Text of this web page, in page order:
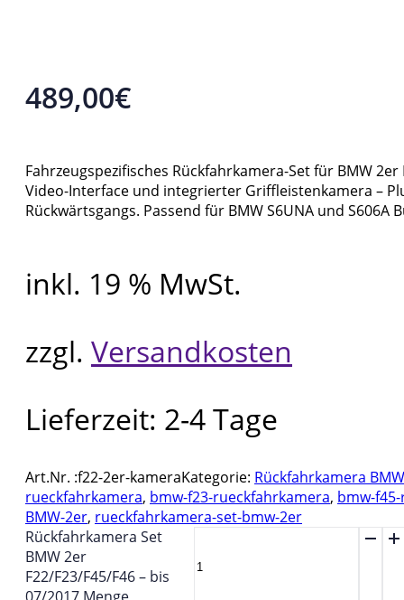
489,00€
Fahrzeugspezifisches Rückfahrkamera-Set für BMW
Video-Interface und integrierter Griffleistenkamera –
Rückwärtsgangs. Passend für BMW S6UNA und S606A
inkl. 19 % MwSt.
zzgl. Versandkosten
Lieferzeit: 2-4 Tage
Art.Nr. :f22-2er-kameraKategorie: Rückfahrkamera BMW
rueckfahrkamera, bmw-f23-rueckfahrkamera, bmw-
BMW-2er, rueckfahrkamera-set-bmw-2er
Rückfahrkamera Set
BMW 2er
F22/F23/F45/F46 – bis